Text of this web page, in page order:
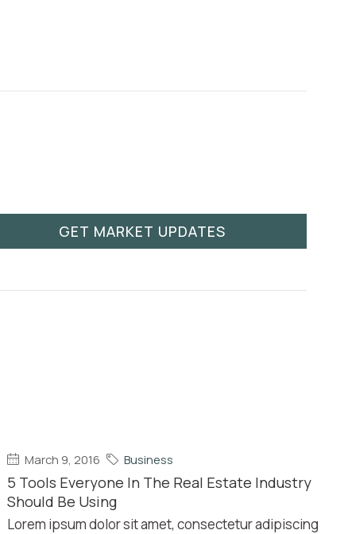
GET MARKET UPDATES
March 9, 2016 Business
5 Tools Everyone In The Real Estate Industry
Should Be Using
Lorem ipsum dolor sit amet, consectetur adipiscing